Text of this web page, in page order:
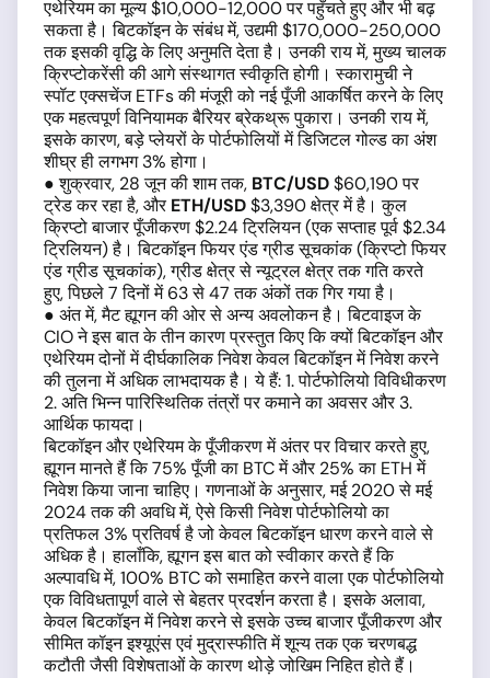
एथेरियम का मूल्य $10,000-12,000 पर पहुँचते हुए और भी बढ़
सकता है। बिटकॉइन के संबंध में, उद्यमी $170,000-250,000
तक इसकी वृद्धि के लिए अनुमति देता है। उनकी राय में, मुख्य चालक
क्रिप्टोकरेंसी की आगे संस्थागत स्वीकृति होगी। स्कारामुची ने
स्पॉट एक्सचेंज ETFs की मंजूरी को नई पूँजी आकर्षित करने के लिए
एक महत्वपूर्ण विनियामक बैरियर ब्रेकथ्रू पुकारा। उनकी राय में,
इसके कारण, बड़े प्लेयरों के पोर्टफोलियों में डिजिटल गोल्ड का अंश
शीघ्र ही लगभग 3% होगा।
● शुक्रवार, 28 जून की शाम तक, BTC/USD$60,190 पर
ट्रेड कर रहा है, औरETH/USD$3,390 क्षेत्र में है। कुल
क्रिप्टो बाजार पूँजीकरण $2.24 ट्रिलियन (एक सप्ताह पूर्व $2.34
ट्रिलियन) है। बिटकॉइन फियर एंड ग्रीड सूचकांक (क्रिप्टो फियर
एंड ग्रीड सूचकांक), ग्रीड क्षेत्र से न्यूट्रल क्षेत्र तक गति करते
हुए, पिछले 7 दिनों में 63 से 47 तक अंकों तक गिर गया है।
● अंत में, मैट ह्यूगन की ओर से अन्य अवलोकन है। बिटवाइज के
CIO ने इस बात के तीन कारण प्रस्तुत किए कि क्यों बिटकॉइन और
एथेरियम दोनों में दीर्घकालिक निवेश केवल बिटकॉइन में निवेश करने
की तुलना में अधिक लाभदायक है। ये हैं: 1. पोर्टफोलियो विविधीकरण
2. अति भिन्न पारिस्थितिक तंत्रों पर कमाने का अवसर और 3.
आर्थिक फायदा।
बिटकॉइन और एथेरियम के पूँजीकरण में अंतर पर विचार करते हुए,
ह्यूगन मानते हैं कि 75% पूँजी का BTC में और 25% का ETH में
निवेश किया जाना चाहिए। गणनाओं के अनुसार, मई 2020 से मई
2024 तक की अवधि में, ऐसे किसी निवेश पोर्टफोलियो का
प्रतिफल 3% प्रतिवर्ष है जो केवल बिटकॉइन धारण करने वाले से
अधिक है। हालाँकि, ह्यूगन इस बात को स्वीकार करते हैं कि
अल्पावधि में, 100% BTC को समाहित करने वाला एक पोर्टफोलियो
एक विविधतापूर्ण वाले से बेहतर प्रदर्शन करता है। इसके अलावा,
केवल बिटकॉइन में निवेश करने से इसके उच्च बाजार पूँजीकरण और
सीमित कॉइन इश्यूएंस एवं मुद्रास्फीति में शून्य तक एक चरणबद्ध
कटौती जैसी विशेषताओं के कारण थोड़े जोखिम निहित होते हैं।